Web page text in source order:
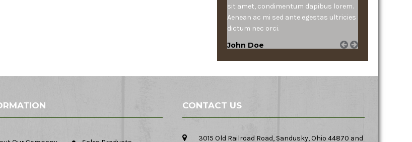
sit amet, condimentum dapibus lorem.
Aenean ac mi sed ante egestas ultricies
dictum nec orci.
John Doe
CONTACT US
3015 Old Railroad Road, Sandusky, Ohio 44870 and